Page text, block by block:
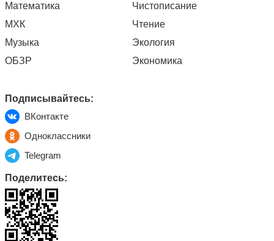
Математика
МХК
Музыка
ОБЗР
Чистописание
Чтение
Экология
Экономика
Подписывайтесь:
ВКонтакте
Одноклассники
Telegram
Поделитесь: